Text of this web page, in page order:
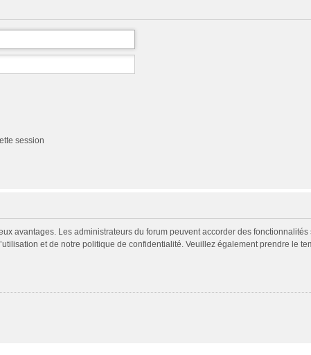
session
avantages. Les administrateurs du forum peuvent accorder des
et de notre politique de confidentialité. Veuillez également prendre le